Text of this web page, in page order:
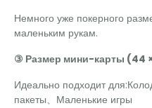
Немного уже покерного
маленьким рукам.
③ Размер мини-карты (44
Идеально подходит
пакеты、Маленькие игры